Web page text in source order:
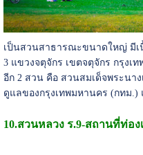
เป็นสวนสาธารณะขนาดใหญ่ มีเ
3 แขวงจตุจักร เขตจตุจักร กรุง
อีก 2 สวน คือ สวนสมเด็จพระนา
ดูแลของกรุงเทพมหานคร (กทม.)
10.สวนหลวง ร.9-สถานที่ท่อง